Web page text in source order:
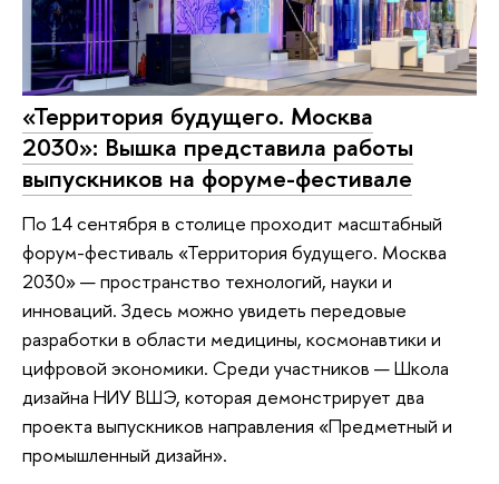
«Территория будущего. Москва
2030»: Вышка представила работы
выпускников на форуме-фестивале
По 14 сентября в столице проходит масштабный
форум-фестиваль «Территория будущего. Москва
2030» — пространство технологий, науки и
инноваций. Здесь можно увидеть передовые
разработки в области медицины, космонавтики и
цифровой экономики. Среди участников — Школа
дизайна НИУ ВШЭ, которая демонстрирует два
проекта выпускников направления «Предметный и
промышленный дизайн».